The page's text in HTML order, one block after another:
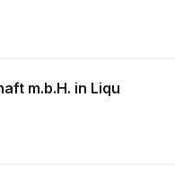
m.b.H. in Liqu